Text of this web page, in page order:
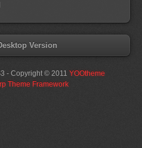
Version
- Copyright © 2011 YOOtheme
Theme Framework